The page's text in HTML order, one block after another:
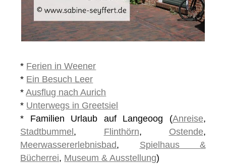
* Ferien in Weener
* Ein Besuch Leer
*Ausflug nach Aurich
* Unterwegs in Greetsiel
* Familien Urlaub auf Langeoog (Anreise,
Stadtbummel, Flinthörn, Ostende,
Meerwassererlebnisbad, Spielhaus &
Bücherrei, Museum & Ausstellung)